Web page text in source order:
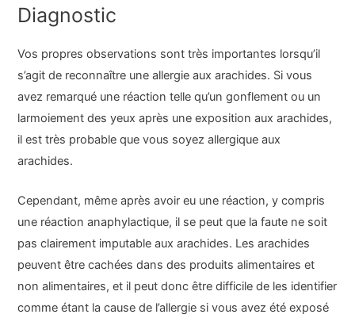
Diagnostic
Vos propres observations sont très importantes lorsqu’il
s’agit de reconnaître une allergie aux arachides. Si vous
avez remarqué une réaction telle qu’un gonflement ou un
larmoiement des yeux après une exposition aux arachides,
il est très probable que vous soyez allergique aux
arachides.
Cependant, même après avoir eu une réaction, y compris
une réaction anaphylactique, il se peut que la faute ne soit
pas clairement imputable aux arachides. Les arachides
peuvent être cachées dans des produits alimentaires et
non alimentaires, et il peut donc être difficile de les identifier
comme étant la cause de l’allergie si vous avez été exposé